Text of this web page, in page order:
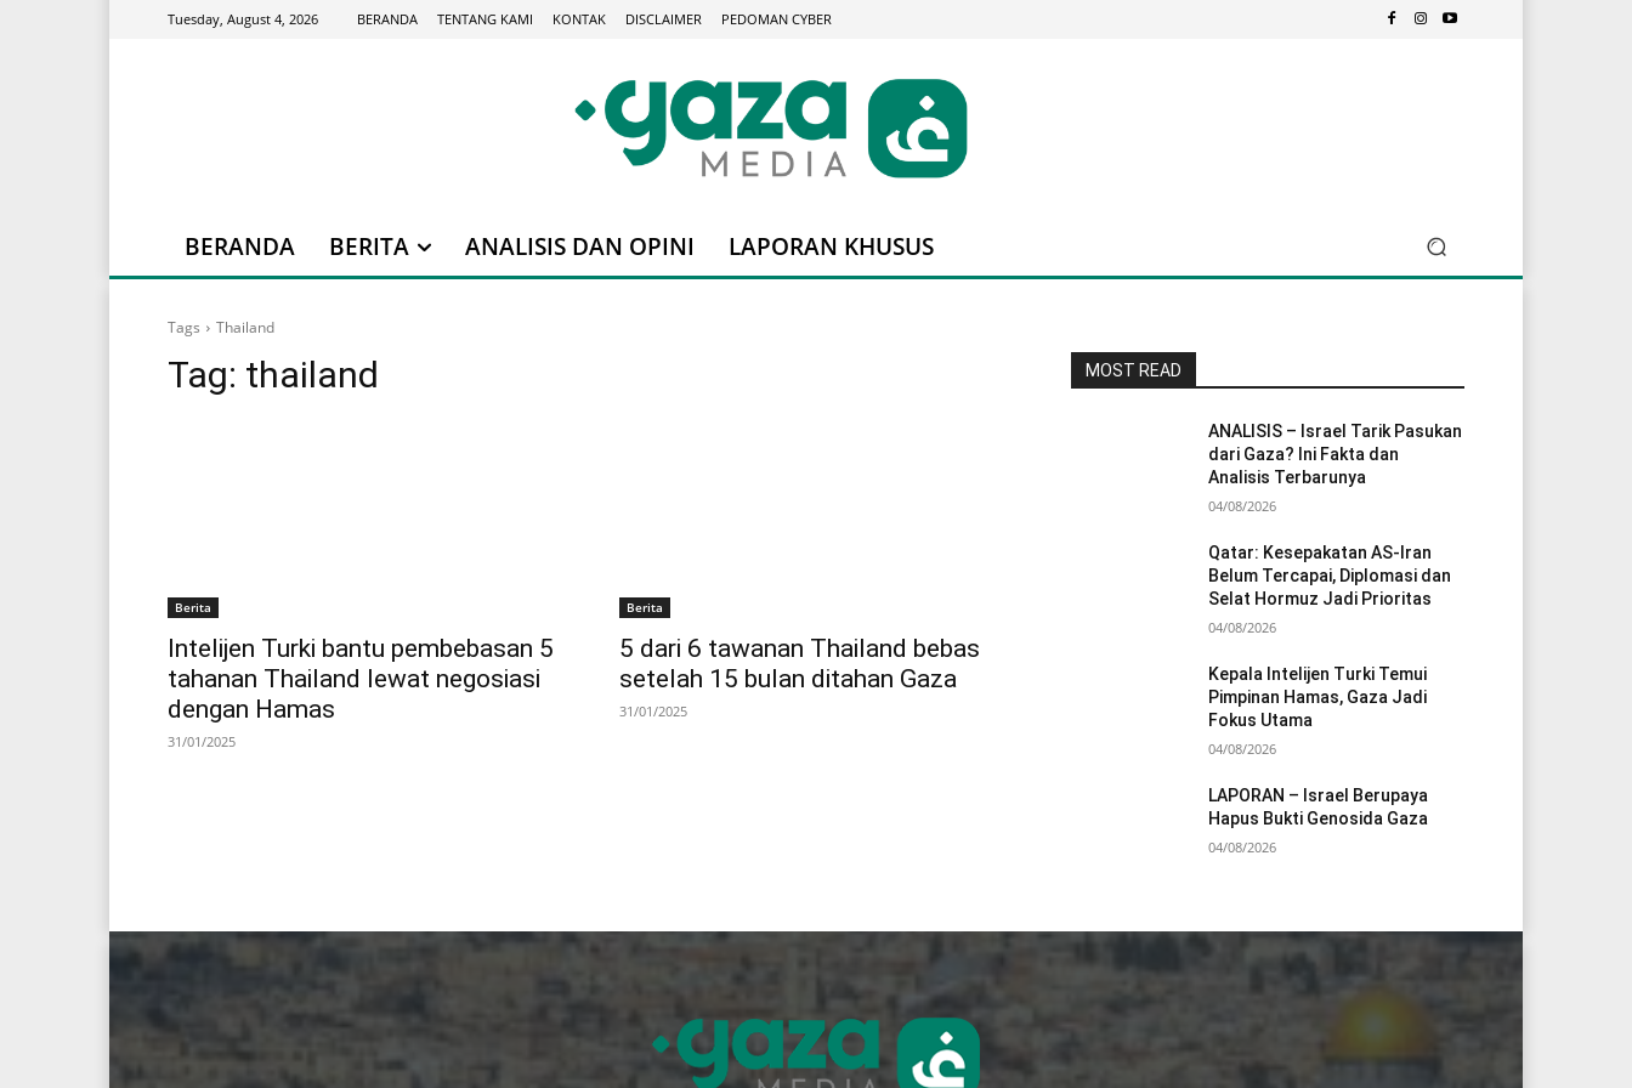
Tuesday, August 4, 2026 BERANDA TENTANG KAMI KONTAK DISCLAIMER PEDOMAN CYBER
BERANDA BERITA ANALISIS DAN OPINI LAPORAN KHUSUS
Tags Thailand
Tag: thailand
Berita
Intelijen Turki bantu pembebasan 5
tahanan Thailand lewat negosiasi
dengan Hamas
31/01/2025
Berita
5 dari 6 tawanan Thailand bebas
setelah 15 bulan ditahan Gaza
31/01/2025
MOST READ
ANALISIS – Israel Tarik Pasukan
dari Gaza? Ini Fakta dan
Analisis Terbarunya
04/08/2026
Qatar: Kesepakatan AS-Iran
Belum Tercapai, Diplomasi dan
Selat Hormuz Jadi Prioritas
04/08/2026
Kepala Intelijen Turki Temui
Pimpinan Hamas, Gaza Jadi
Fokus Utama
04/08/2026
LAPORAN – Israel Berupaya
Hapus Bukti Genosida Gaza
04/08/2026